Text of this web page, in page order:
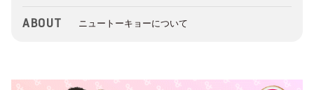
ABOUT ニュートーキョーについて